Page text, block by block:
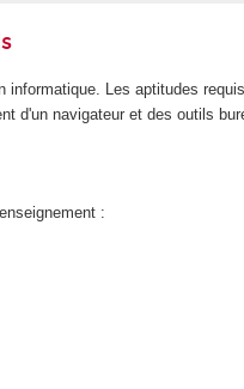
Les aptitudes
d'un navigateur et des outils
: